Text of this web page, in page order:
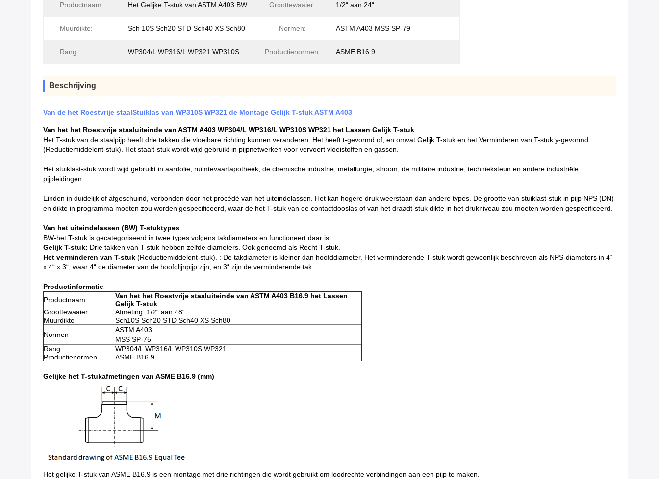
Productnaam: Het Gelijke T-stuk van ASTM A403 BW Groottewaaier: 1/2“ aan 24“
Muurdikte: Sch 10S Sch20 STD Sch40 XS Sch80 Normen: ASTM A403 MSS SP-79
Rang: WP304/L WP316/L WP321 WP310S Productienormen: ASME B16.9
Beschrijving
Van de het Roestvrije staalStuiklas van WP310S WP321 de Montage Gelijk T-stuk ASTM A403
Van het het Roestvrije staaluiteinde van ASTM A403 WP304/L WP316/L WP310S WP321 het Lassen Gelijk T-stuk
Het T-stuk van de staalpijp heeft drie takken die vloeibare richting kunnen veranderen. Het heeft t-gevormd of, en omvat Gelijk T-stuk en het Verminderen van T-stuk y-gevormd
(Reductiemiddelent-stuk). Het staalt-stuk wordt wijd gebruikt in pijpnetwerken voor vervoert vloeistoffen en gassen.
Het stuiklast-stuk wordt wijd gebruikt in aardolie, ruimtevaartapotheek, de chemische industrie, metallurgie, stroom, de militaire industrie, technieksteun en andere industriële
pijpleidingen.
Einden in duidelijk of afgeschuind, verbonden door het procédé van het uiteindelassen. Het kan hogere druk weerstaan dan andere types. De grootte van stuiklast-stuk in pijp NPS (DN)
en dikte in programma moeten zou worden gespecificeerd, waar de het T-stuk van de contactdooslas of van het draadt-stuk dikte in het drukniveau zou moeten worden gespecificeerd.
Van het uiteindelassen (BW) T-stuktypes
BW-het T-stuk is gecategoriseerd in twee types volgens takdiameters en functioneert daar is:
Gelijk T-stuk: Drie takken van T-stuk hebben zelfde diameters. Ook genoemd als Recht T-stuk.
Het verminderen van T-stuk (Reductiemiddelent-stuk). : De takdiameter is kleiner dan hoofddiameter. Het verminderende T-stuk wordt gewoonlijk beschreven als NPS-diameters in 4“
x 4“ x 3“, waar 4“ de diameter van de hoofdlijnpijp zijn, en 3“ zijn de verminderende tak.
Productinformatie
Productnaam
Van het het Roestvrije staaluiteinde van ASTM A403 B16.9 het Lassen
Gelijk T-stuk
Groottewaaier
Afmeting: 1/2“ aan 48“
Muurdikte
Sch10S Sch20 STD Sch40 XS Sch80
Normen
ASTM A403
MSS SP-75
Rang
WP304/L WP316/L WP310S WP321
Productienormen
ASME B16.9
Gelijke het T-stukafmetingen van ASME B16.9 (mm)
Het gelijke T-stuk van ASME B16.9 is een montage met drie richtingen die wordt gebruikt om loodrechte verbindingen aan een pijp te maken.